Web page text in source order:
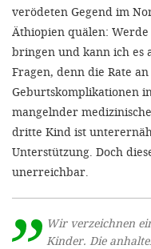
verödeten Gegend im
Äthiopien quälen:
bringen und kann ich es
Fragen, denn die Rate
Geburtskomplikationen
mangelnder
dritte Kind ist
Unterstützung. Doch
unerreichbar.
Wir verzeichnen
Kinder. Die